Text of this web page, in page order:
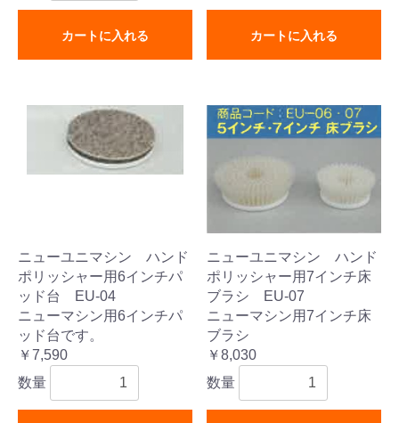
カートに入れる カートに入れる
ニューユニマシン ハンド
ポリッシャー用6インチパ
ッド台 EU-04
ニューマシン用6インチパ
ッド台です。
￥7,590
数量
ニューユニマシン ハンド
ポリッシャー用7インチ床
ブラシ EU-07
ニューマシン用7インチ床
ブラシ
￥8,030
数量